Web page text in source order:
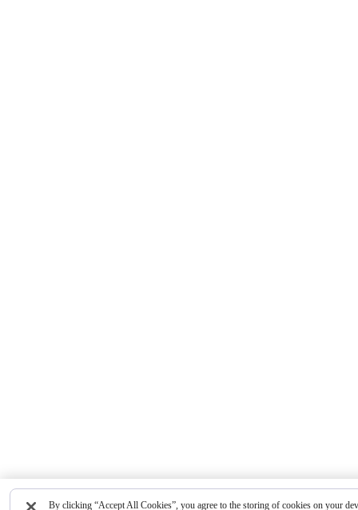
By clicking “Accept All Cookies”, you agree to the storing of cookies on your